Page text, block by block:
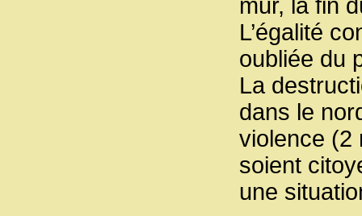
mur, la fin
L’égalité
oubliée du
La
dans le
violence (2
soient
une